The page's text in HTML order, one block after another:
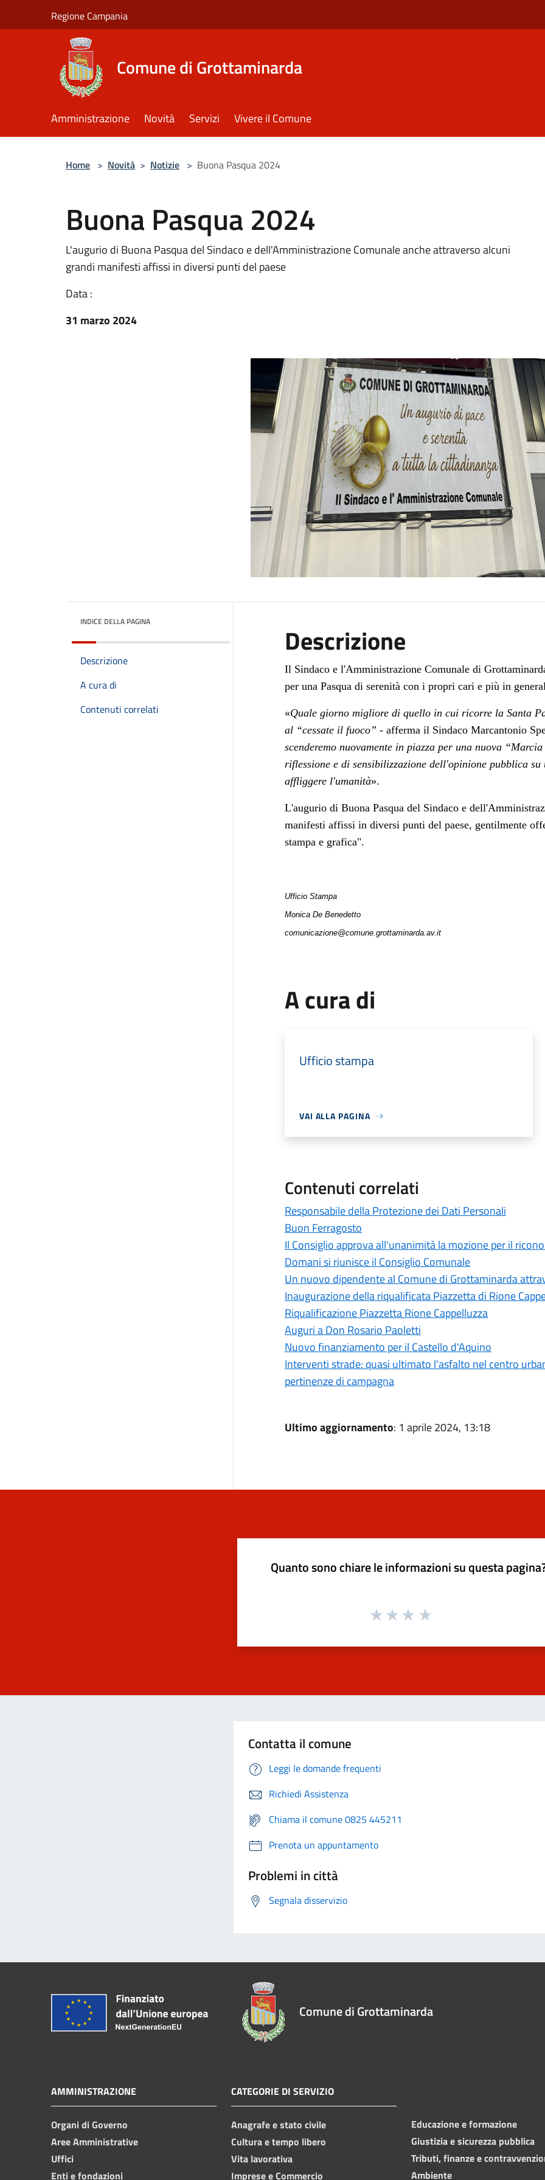
Regione Campania
Comune di Grottaminarda
Amministrazione Novità Servizi Vivere il Comune
Home > Novità > Notizie > Buona Pasqua 2024
Buona Pasqua 2024
L'augurio di Buona Pasqua del Sindaco e dell'Amministrazione Comunale anche attraverso alcuni
grandi manifesti affissi in diversi punti del paese
Data :
31 marzo 2024
INDICE DELLA PAGINA
Descrizione
A cura di
Contenuti correlati
Descrizione
Il Sindaco e l'Amministrazione Comunale di
per una Pasqua di serenità con i propri cari e più in
«Quale giorno migliore di quello in cui ricorre la Santa
al “cessate il fuoco” - affermail Sindaco Marcantonio
scenderemo nuovamente in piazza per una nuova
riflessione e di sensibilizzazione dell'opinione pubblica
affliggere l'umanità».
L'augurio di Buona Pasqua del Sindaco e
manifesti affissi in diversi punti del paese, gentilmente
stampa e grafica".
Ufficio Stampa
Monica De Benedetto
comunicazione@comune.grottaminarda.av.it
A cura di
Ufficio stampa
VAI ALLA PAGINA
Contenuti correlati
Responsabile della Protezione dei Dati Personali
Buon Ferragosto
Il Consiglio approva all'unanimità la mozione per il
Domani si riunisce il Consiglio Comunale
Un nuovo dipendente al Comune di Grottaminarda
Inaugurazione della riqualificata Piazzetta di Rione
Riqualificazione Piazzetta Rione Cappelluzza
Auguri a Don Rosario Paoletti
Nuovo finanziamento per il Castello d'Aquino
Interventi strade: quasi ultimato l'asfalto nel centro
pertinenze di campagna
Ultimo aggiornamento: 1 aprile 2024, 13:18
Quanto sono chiare le informazioni su questa
Contatta il comune
Leggi le domande frequenti
Richiedi Assistenza
Chiama il comune 0825 445211
Prenota un appuntamento
Problemi in città
Segnala disservizio
Comune di Grottaminarda
AMMINISTRAZIONE
Organi di Governo
Aree Amministrative
Uffici
Enti e fondazioni
CATEGORIE DI SERVIZIO
Anagrafe e stato civile
Cultura e tempo libero
Vita lavorativa
Imprese e Commercio
Educazione e formazione
Giustizia e sicurezza pubblica
Tributi, finanze e
Ambiente